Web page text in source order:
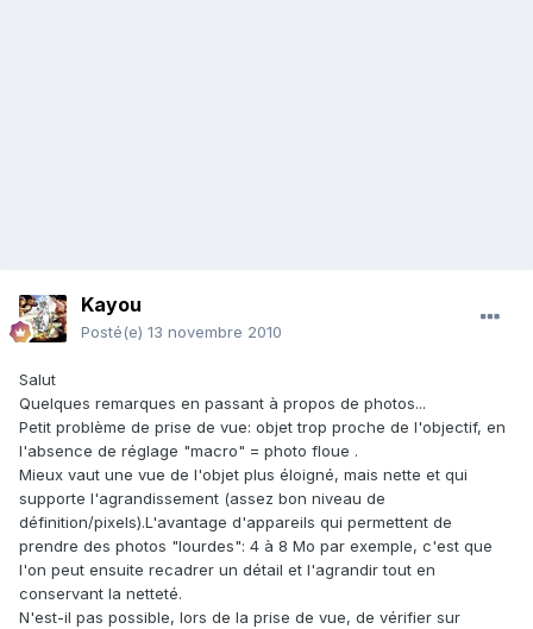
Kayou
Posté(e) 13 novembre 2010
Salut
Quelques remarques en passant à propos de photos...
Petit problème de prise de vue: objet trop proche de l'objectif, en
l'absence de réglage "macro" = photo floue .
Mieux vaut une vue de l'objet plus éloigné, mais nette et qui
supporte l'agrandissement (assez bon niveau de
définition/pixels).L'avantage d'appareils qui permettent de
prendre des photos "lourdes": 4 à 8 Mo par exemple, c'est que
l'on peut ensuite recadrer un détail et l'agrandir tout en
conservant la netteté.
N'est-il pas possible, lors de la prise de vue, de vérifier sur